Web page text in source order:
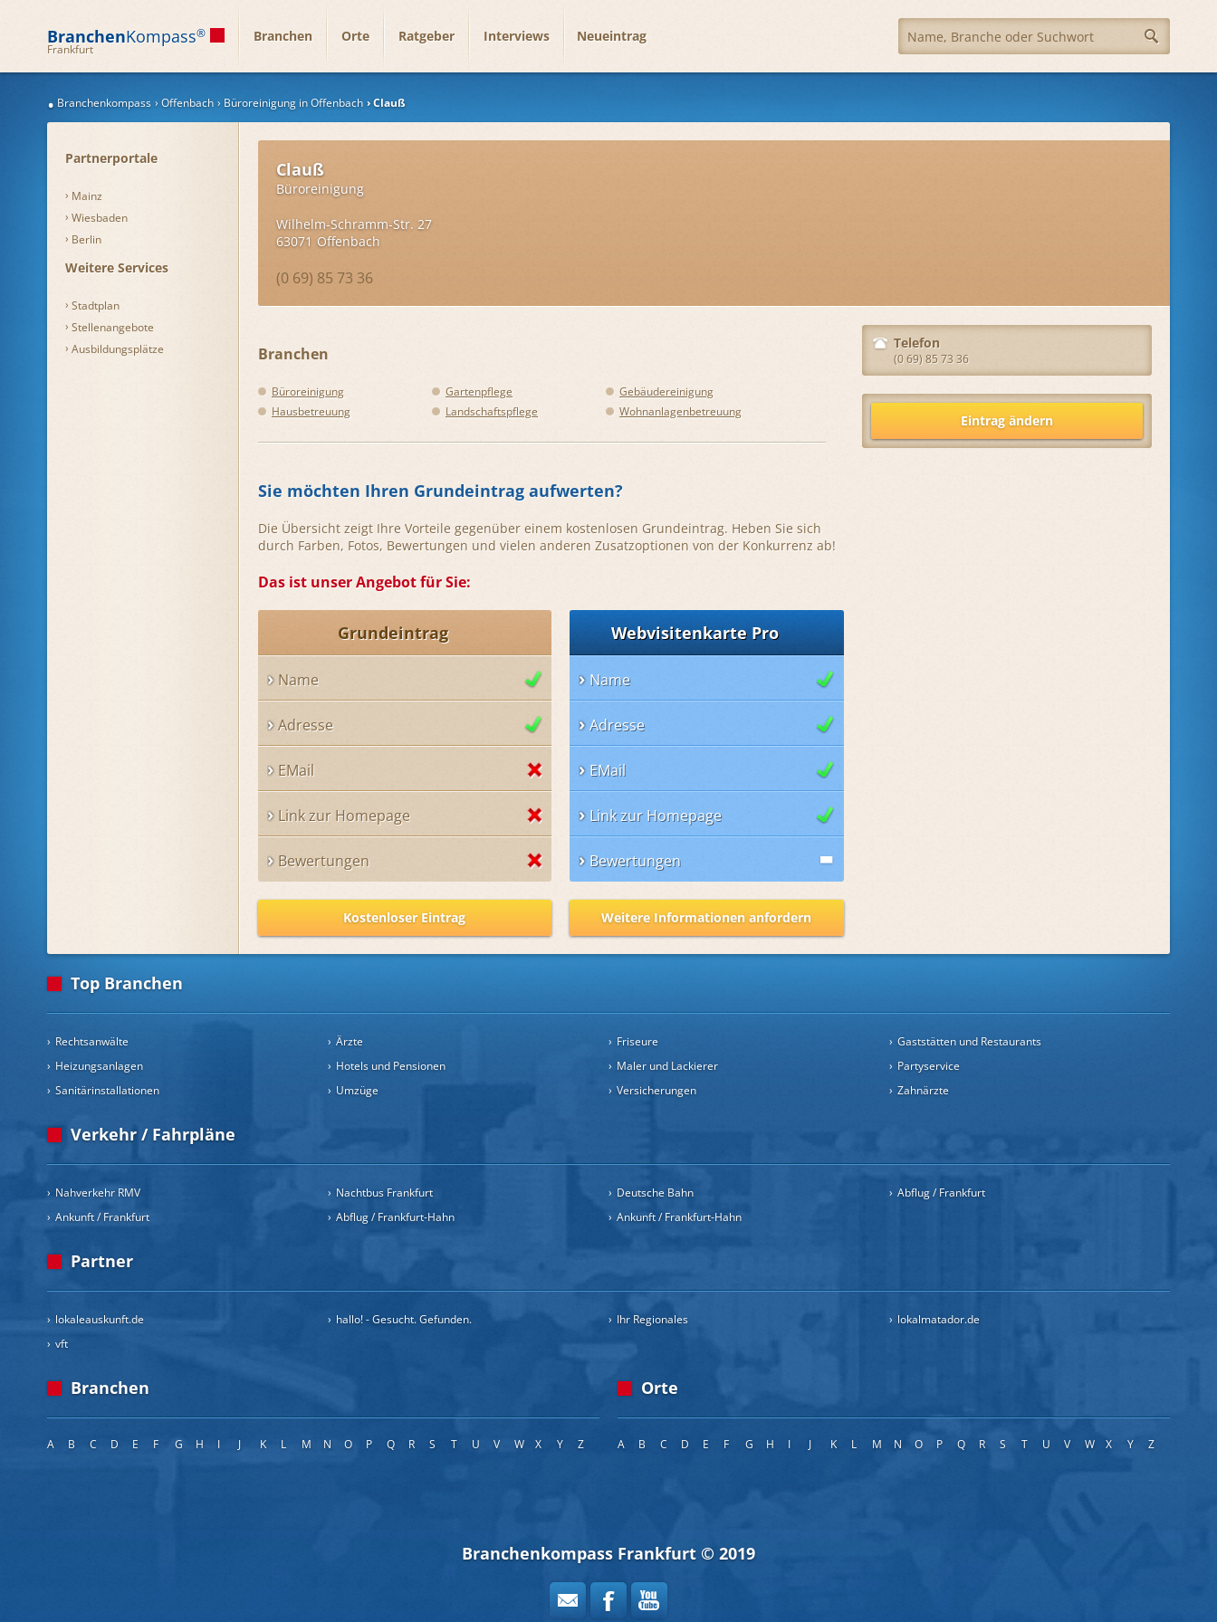
BranchenKompass®
Frankfurt
Branchen Orte Ratgeber Interviews Neueintrag
Branchenkompass Offenbach Büroreinigung in Offenbach Clauß
Partnerportale
Mainz
Wiesbaden
Berlin
Weitere Services
Stadtplan
Stellenangebote
Ausbildungsplätze
Clauß
Büroreinigung
Wilhelm-Schramm-Str. 27
63071 Offenbach
(0 69) 85 73 36
Branchen
Büroreinigung Gartenpflege
Gebäudereinigung
Hausbetreuung
Landschaftspflege Wohnanlagenbetreuung
Telefon
(0 69) 85 73 36
Eintrag ändern
Sie möchten Ihren Grundeintrag aufwerten?
Die Übersicht zeigt Ihre Vorteile gegenüber einem kostenlosen Grundeintrag. Heben Sie sich
durch Farben, Fotos, Bewertungen und vielen anderen Zusatzoptionen von der Konkurrenz ab!
Das ist unser Angebot für Sie:
Grundeintrag
Name
Adresse
EMail
Link zur Homepage
Bewertungen
Kostenloser Eintrag
Webvisitenkarte Pro
Name
Adresse
EMail
Link zur Homepage
Bewertungen
Weitere Informationen anfordern
Top Branchen
Rechtsanwälte Ärzte Friseure
Gaststätten und Restaurants
Heizungsanlagen
Hotels und Pensionen Maler und Lackierer
Partyservice
Sanitärinstallationen
Umzüge Versicherungen Zahnärzte
Verkehr / Fahrpläne
Nahverkehr RMV Nachtbus Frankfurt Deutsche Bahn
Abflug / Frankfurt
Ankunft / Frankfurt
Abflug / Frankfurt-Hahn Ankunft / Frankfurt-Hahn
Partner
lokaleauskunft.de hallo! - Gesucht. Gefunden. Ihr Regionales
lokalmatador.de
vft
Branchen
A B C D E F G H I J K L M N O P Q R S T U V W X Y Z
Orte
A B C D E F G H I J K L M N O P Q R S T U V W X Y Z
Branchenkompass Frankfurt © 2019